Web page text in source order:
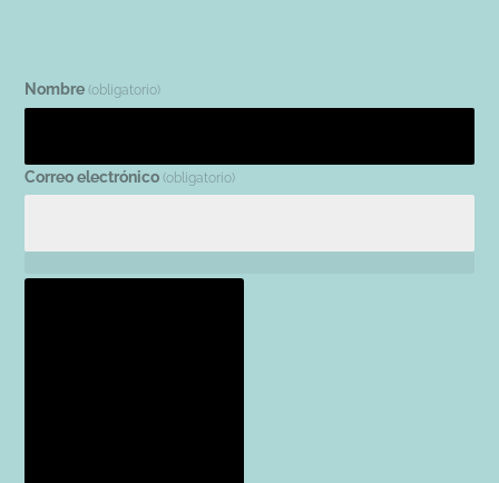
Nombre (obligatorio)
Correo electrónico (obligatorio)